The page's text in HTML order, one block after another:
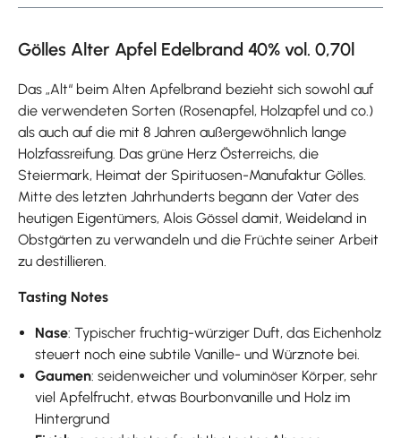
Gölles Alter Apfel Edelbrand 40% vol. 0,70l
Das „Alt“ beim Alten Apfelbrand bezieht sich sowohl auf
die verwendeten Sorten (Rosenapfel, Holzapfel und co.)
als auch auf die mit 8 Jahren außergewöhnlich lange
Holzfassreifung. Das grüne Herz Österreichs, die
Steiermark, Heimat der Spirituosen-Manufaktur Gölles.
Mitte des letzten Jahrhunderts begann der Vater des
heutigen Eigentümers, Alois Gössel damit, Weideland in
Obstgärten zu verwandeln und die Früchte seiner Arbeit
zu destillieren.
Tasting Notes
Nase: Typischer fruchtig-würziger Duft, das Eichenholz
steuert noch eine subtile Vanille- und Würznote bei.
Gaumen: seidenweicher und voluminöser Körper, sehr
viel Apfelfrucht, etwas Bourbonvanille und Holz im
Hintergrund